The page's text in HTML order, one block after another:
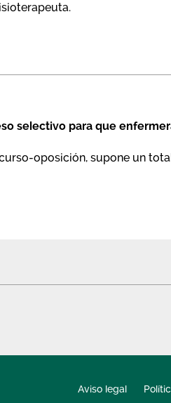
selectivo para que
oposición, supone un
Aviso legal